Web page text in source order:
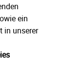
ein
in unserer